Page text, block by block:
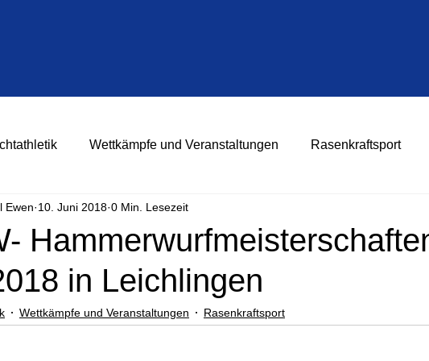
Wettkämpfe und Veranstaltungen Rasenkraftsport
in Leichlingen
Ewen 10. Juni 2018 0 Min. Lesezeit
Wettkämpfe und Veranstaltungen Rasenkraftsport